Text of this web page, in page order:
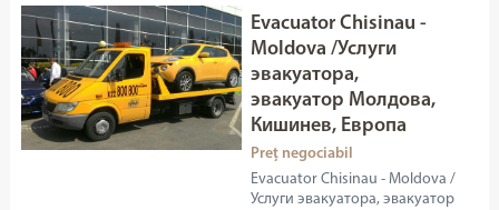
Evacuator Chisinau -
Moldova /Услуги
эвакуатора,
эвакуатор Молдова,
Кишинев, Европа
Preț negociabil
Evacuator Chisinau - Moldova /
Услуги эвакуатора, эвакуатор